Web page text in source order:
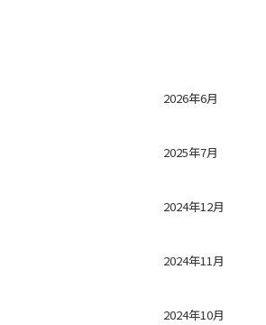
2026年6月
2025年7月
2024年12月
2024年11月
2024年10月